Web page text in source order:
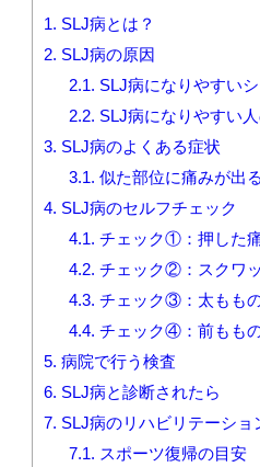
1.
SLJ病とは？
2. SLJ病の原因
2.1.
SLJ病になりやすい
2.2. SLJ病になりやすい
3. SLJ病のよくある症状
3.1.
似た部位に痛みが出
4. SLJ病のセルフチェック
4.1.
チェック①：押した
4.2. チェック②：スクワ
4.3. チェック③：太もも
4.4. チェック④：前もも
5. 病院で行う検査
6. SLJ病と診断されたら
7. SLJ病のリハビリテーショ
7.1.
スポーツ復帰の目安